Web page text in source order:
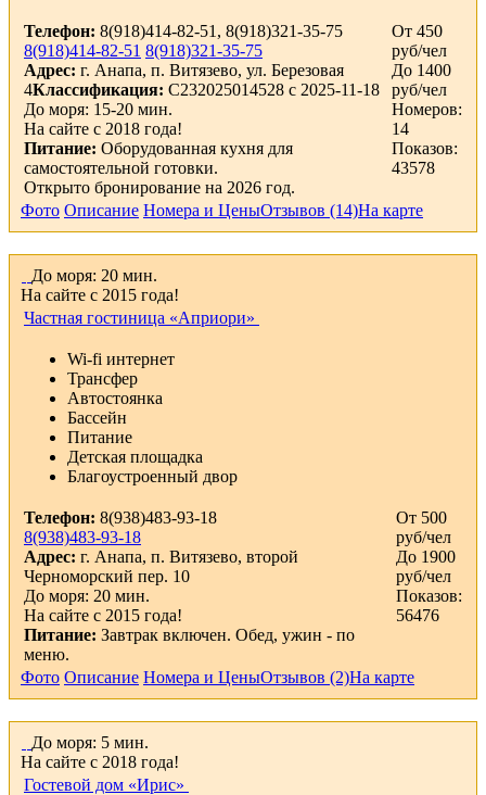
Телефон: 8(918)414-82-51, 8(918)321-35-75
8(918)414-82-51 8(918)321-35-75
Адрес: г. Анапа, п. Витязево, ул. Березовая
4Классификация: С232025014528 с 2025-11-18
До моря: 15-20 мин.
На сайте с 2018 года!
Питание: Оборудованная кухня для
самостоятельной готовки.
Открыто бронирование на 2026 год.
От 450
руб/чел
До 1400
руб/чел
Номеров:
14
Показов:
43578
Фото Описание Номера и ЦеныОтзывов (14)На карте
До моря: 20 мин.
На сайте с 2015 года!
Частная гостиница «Априори»
Wi-fi интернет
Трансфер
Автостоянка
Бассейн
Питание
Детская площадка
Благоустроенный двор
Телефон: 8(938)483-93-18
8(938)483-93-18
Адрес: г. Анапа, п. Витязево, второй
Черноморский пер. 10
До моря: 20 мин.
На сайте с 2015 года!
Питание: Завтрак включен. Обед, ужин - по
меню.
От 500
руб/чел
До 1900
руб/чел
Показов:
56476
Фото Описание Номера и ЦеныОтзывов (2)На карте
До моря: 5 мин.
На сайте с 2018 года!
Гостевой дом «Ирис»